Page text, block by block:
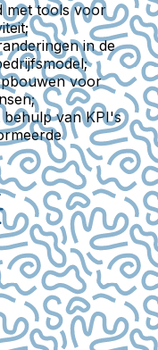
met tools voor
in de
voor
van KPI's